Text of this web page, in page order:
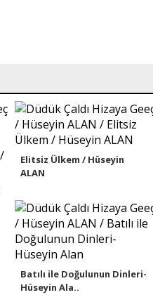
Elitsiz Ülkem / Hüseyin
ALAN
Batılı ile Doğulunun Dinleri-
Hüseyin Ala..